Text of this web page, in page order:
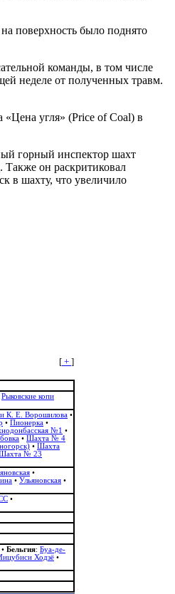
поверхность было поднято
команды, в том числе
неделе от полученных травм.
угля» (Price of Coal) в
горный инспектор шахт
Также он раскритиковал
в шахту, что увеличило
[ + ]
Рыковские копи
К. Е. Ворошилова •
• Пионерка •
№1 •
• Шахта № 4
• Шахта
№ 23
•
• Ульяновская •
•
• Бельгия: Буа-де-
Ходзё •